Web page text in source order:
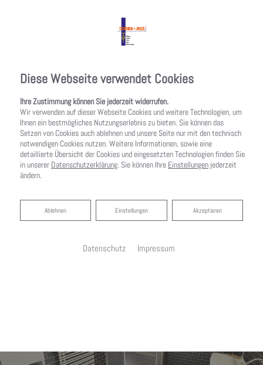
Badinspiration & Musterbäder
Komfort-Bad 8,2 ㎡
Diese Webseite verwendet Cookies
Ihre Zustimmung können Sie jederzeit widerrufen.
Wir verwenden auf dieser Webseite Cookies und weitere Technologien, um
Ihnen ein bestmögliches Nutzungserlebnis zu bieten. Sie können das
Setzen von Cookies auch ablehnen und unsere Seite nur mit den technisch
notwendigen Cookies nutzen. Weitere Informationen, sowie eine
detaillierte Übersicht der Cookies und eingesetzten Technologien finden Sie
in unserer Datenschutzerklärung. Sie können Ihre Einstellungen jederzeit
ändern.
Akzeptieren
Einstellungen
Ablehnen
Ablehnen
Datenschutz Impressum